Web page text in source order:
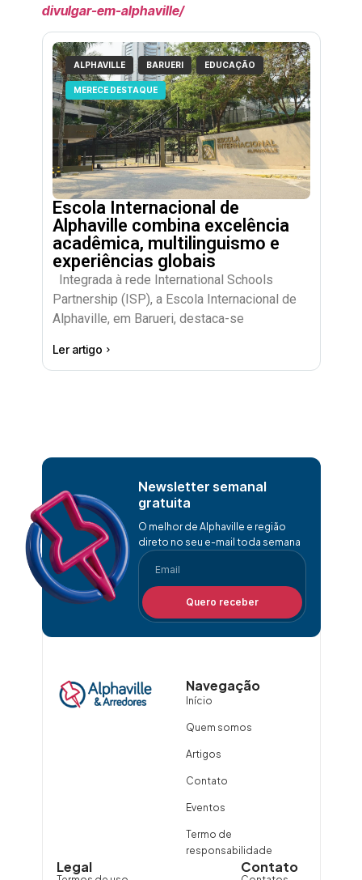
divulgar-em-alphaville/
ALPHAVILLE BARUERI EDUCAÇÃO
MERECE DESTAQUE
Escola Internacional de
Alphaville combina excelência
acadêmica, multilinguismo e
experiências globais
Integrada à rede International Schools
Partnership (ISP), a Escola Internacional de
Alphaville, em Barueri, destaca-se
Ler artigo
Newsletter semanal
gratuita
O melhor de Alphaville e região
direto no seu e-mail toda semana
Quero receber
Navegação
Início
Quem somos
Artigos
Contato
Eventos
Termo de
responsabilidade
Contato
Legal